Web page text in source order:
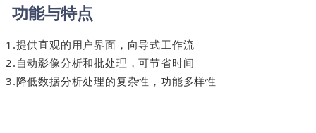
功能与特点
1.提供直观的用户界面，向导式工作流
2.自动影像分析和批处理，可节省时间
3.降低数据分析处理的复杂性，功能多样性